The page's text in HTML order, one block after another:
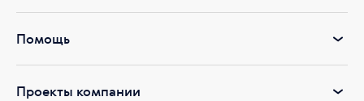
Помощь
Проекты компании